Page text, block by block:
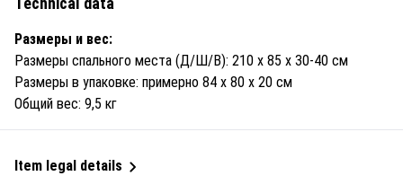
Размеры и вес:
Размеры спального места (Д/Ш/В): 210 x 85 x 30-40 см
Размеры в упаковке: примерно 84 x 80 x 20 см
Общий вес: 9,5 кг
Item legal details